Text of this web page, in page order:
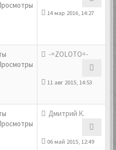
14 мар 2016, 14:27
-=ZOLOTO=-
11 авг 2015, 14:53
Дмитрий К.
06 май 2015, 12:49